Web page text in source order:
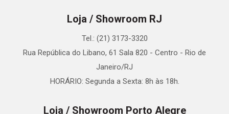
Loja / Showroom RJ
Tel.: (21) 3173-3320
Rua República do Libano, 61 Sala 820 - Centro - Rio de
Janeiro/RJ
HORÁRIO: Segunda a Sexta: 8h às 18h.
Loja / Showroom Porto Alegre